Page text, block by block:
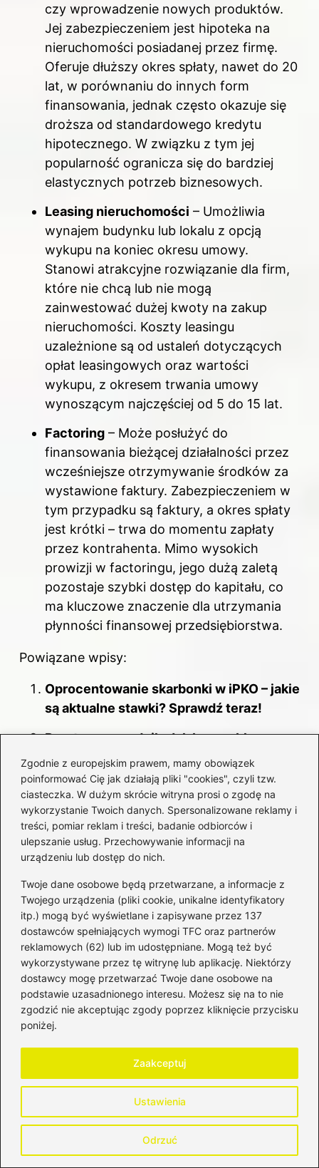
Zgodnie z europejskim prawem, mamy obowiązek
poinformować Cię jak działają pliki "cookies", czyli tzw.
ciasteczka. W dużym skrócie witryna prosi o zgodę na
wykorzystanie Twoich danych. Spersonalizowane reklamy i
treści, pomiar reklam i treści, badanie odbiorców i
ulepszanie usług. Przechowywanie informacji na
urządzeniu lub dostęp do nich.
Twoje dane osobowe będą przetwarzane, a informacje z
Twojego urządzenia (pliki cookie, unikalne identyfikatory
itp.) mogą być wyświetlane i zapisywane przez 137
dostawców spełniających wymogi TFC oraz partnerów
reklamowych (62) lub im udostępniane. Mogą też być
wykorzystywane przez tę witrynę lub aplikację. Niektórzy
dostawcy mogę przetwarzać Twoje dane osobowe na
podstawie uzasadnionego interesu. Możesz się na to nie
zgodzić nie akceptując zgody poprzez kliknięcie przycisku
poniżej.
Ustawienia
Odrzuć
Zaakceptuj
czy wprowadzenie nowych produktów.
Jej zabezpieczeniem jest hipoteka na
nieruchomości posiadanej przez firmę.
Oferuje dłuższy okres spłaty, nawet do 20
lat, w porównaniu do innych form
finansowania, jednak często okazuje się
droższa od standardowego kredytu
hipotecznego. W związku z tym jej
popularność ogranicza się do bardziej
elastycznych potrzeb biznesowych.
Leasing nieruchomości – Umożliwia
wynajem budynku lub lokalu z opcją
wykupu na koniec okresu umowy.
Stanowi atrakcyjne rozwiązanie dla firm,
które nie chcą lub nie mogą
zainwestować dużej kwoty na zakup
nieruchomości. Koszty leasingu
uzależnione są od ustaleń dotyczących
opłat leasingowych oraz wartości
wykupu, z okresem trwania umowy
wynoszącym najczęściej od 5 do 15 lat.
Factoring – Może posłużyć do
finansowania bieżącej działalności przez
wcześniejsze otrzymywanie środków za
wystawione faktury. Zabezpieczeniem w
tym przypadku są faktury, a okres spłaty
jest krótki – trwa do momentu zapłaty
przez kontrahenta. Mimo wysokich
prowizji w factoringu, jego dużą zaletą
pozostaje szybki dostęp do kapitału, co
ma kluczowe znaczenie dla utrzymania
płynności finansowej przedsiębiorstwa.
Powiązane wpisy:
Oprocentowanie skarbonki w iPKO – jakie
są aktualne stawki? Sprawdź teraz!
Prosty przewodnik: Jak bezproblemowo
zamknąć konto walutowe w mBanku?
Łatwy sposób na sprawdzenie numeru
konta w aplikacji Millennium
Co wpływa na oprocentowanie kredytu
hipotecznego? Odkryj kluczowe
Oprocentowanie lokaty w skali roku –
proste sposoby na skuteczne obliczenia
bez pomyłek
Lokata odnawialna czy nieodnawialna –
jakie są kluczowe różnice, które pomogą
ci nie stracić?
uzyskać środki i na co należy zwrócić
uwagę?
Jak szybko cofnąć przelew w mBanku i
ochronić się przed stratami?
Najlepsze kredyty studenckie – jak w